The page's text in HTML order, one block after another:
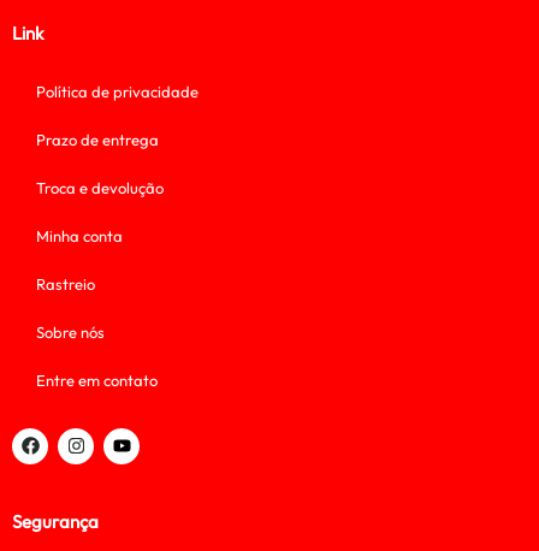
Link
Política de privacidade
Prazo de entrega
Troca e devolução
Minha conta
Rastreio
Sobre nós
Entre em contato
Segurança